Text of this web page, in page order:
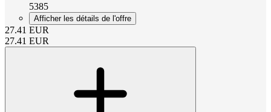
5385
Afficher les détails de l'offre
27.41 EUR
27.41 EUR